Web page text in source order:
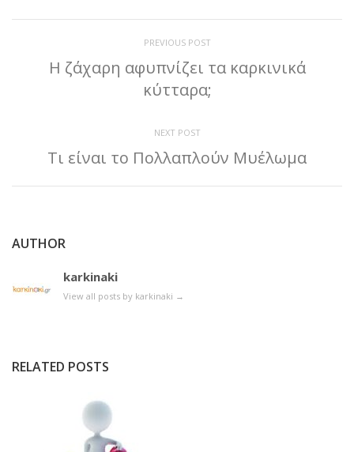
PREVIOUS POST
Η ζάχαρη αφυπνίζει τα καρκινικά
κύτταρα;
NEXT POST
Τι είναι το Πολλαπλούν Μυέλωμα
AUTHOR
karkinaki
View all posts by karkinaki →
RELATED POSTS